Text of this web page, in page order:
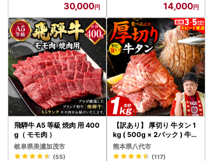
30,000 14,000
飛騨牛 A5 等級 焼肉 用 400
g（ モモ肉 ）
岐阜県美濃加茂市
(55)
【訳あり】 厚切り 牛タン 1
kg ( 500g × 2パック ) 牛タ
ン
熊本県八代市
(117)